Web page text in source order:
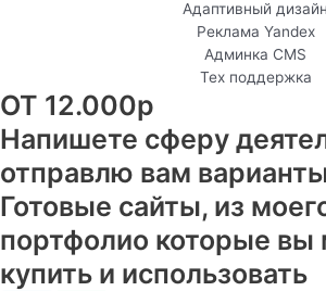
Адаптивный дизайн
Реклама Yandex
Админка CMS
Тех поддержка
ОТ 12.000р
Напишете сферу
отправлю вам
Готовые сайты, из
портфолио которые вы
купить и использовать